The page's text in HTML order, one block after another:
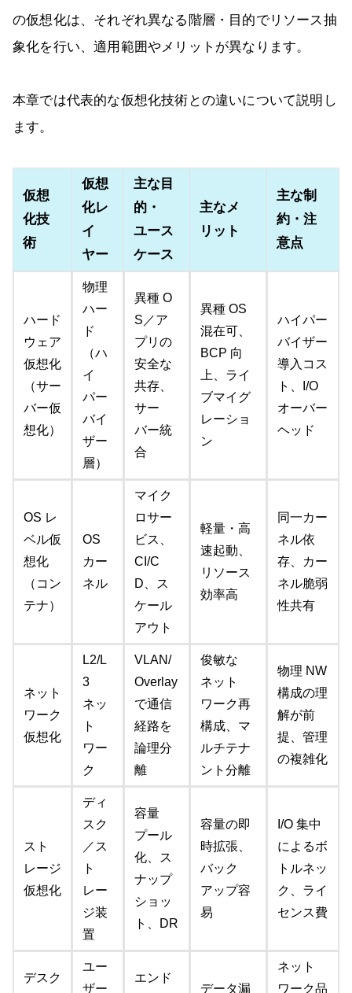
の仮想化は、それぞれ異なる階層・目的でリソース抽
象化を行い、適用範囲やメリットが異なります。
本章では代表的な仮想化技術との違いについて説明し
ます。
仮想
化技
術
仮想
化レ
イ
ヤー
主な目
的・
ユース
ケース
主なメ
リット
主な制
約・注
意点
ハード
ウェア
仮想化
（サー
バー仮
想化）
物理
ハー
ド
（ハ
イ
パー
バイ
ザー
層）
異種 O
S／ア
プリの
安全な
共存、
サー
バー統
合
異種 OS
混在可、
BCP 向
上、ライ
ブマイグ
レーショ
ン
ハイパー
バイザー
導入コス
ト、I/O
オーバー
ヘッド
OS レ
ベル仮
想化
（コン
テナ）
OS
カー
ネル
マイク
ロサー
ビス、
CI/C
D、ス
ケール
アウト
軽量・高
速起動、
リソース
効率高
同一カー
ネル依
存、カー
ネル脆弱
性共有
ネット
ワーク
仮想化
L2/L
3
ネッ
ト
ワー
ク
VLAN/
Overlay
で通信
経路を
論理分
離
俊敏な
ネット
ワーク再
構成、マ
ルチテナ
ント分離
物理 NW
構成の理
解が前
提、管理
の複雑化
スト
レージ
仮想化
ディ
スク
／ス
ト
レー
ジ装
置
容量
プール
化、ス
ナップ
ショッ
ト、DR
容量の即
時拡張、
バック
アップ容
易
I/O 集中
によるボ
トルネッ
ク、ライ
センス費
デスク
ユー
ザー
エンド
データ漏
ネット
ワーク品